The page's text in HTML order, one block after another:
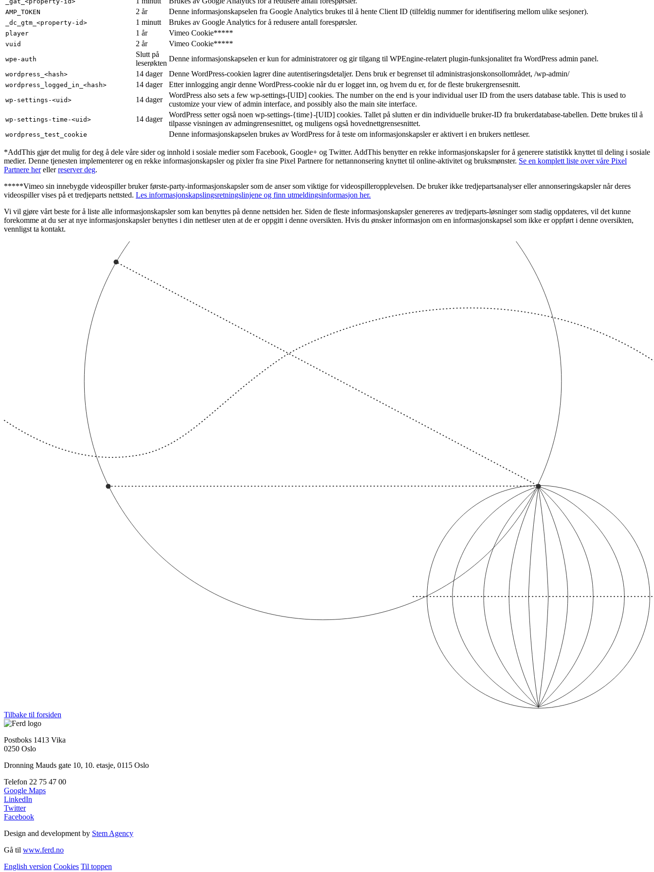
AMP_TOKEN 2 år Denne informasjonskapselen fra Google Analytics brukes til å hente Client ID (tilfeldig nummer for identifisering mellom ulike sesjoner).
_dc_gtm_<property-id> 1 minutt Brukes av Google Analytics for å redusere antall forespørsler.
player 1 år Vimeo Cookie*****
vuid 2 år Vimeo Cookie*****
wpe-auth
Slutt på
leserøkten
Denne informasjonskapselen er kun for administratorer og gir tilgang til WPEngine-relatert plugin-funksjonalitet fra WordPress admin panel.
wordpress_<hash> 14 dager Denne WordPress-cookien lagrer dine autentiseringsdetaljer. Dens bruk er begrenset til administrasjonskonsollområdet, /wp-admin/
wordpress_logged_in_<hash> 14 dager Etter innlogging angir denne WordPress-cookie når du er logget inn, og hvem du er, for de fleste brukergrensesnitt.
wp-settings-<uid> 14 dager
WordPress also sets a few wp-settings-[UID] cookies. The number on the end is your individual user ID from the users database table. This is used to
customize your view of admin interface, and possibly also the main site interface.
wp-settings-time-<uid> 14 dager
WordPress setter også noen wp-settings-{time}-[UID] cookies. Tallet på slutten er din individuelle bruker-ID fra brukerdatabase-tabellen. Dette brukes til å
tilpasse visningen av admingrensesnittet, og muligens også hovednettgrensesnittet.
wordpress_test_cookie Denne informasjonskapselen brukes av WordPress for å teste om informasjonskapsler er aktivert i en brukers nettleser.
*AddThis gjør det mulig for deg å dele våre sider og innhold i sosiale medier som Facebook, Google+ og Twitter. AddThis benytter en rekke informasjonskapsler for å generere statistikk knyttet til deling i sosiale
medier. Denne tjenesten implementerer og en rekke informasjonskapsler og pixler fra sine Pixel Partnere for nettannonsering knyttet til online-aktivitet og bruksmønster. Se en komplett liste over våre Pixel
Partnere herellerreserver deg.
*****Vimeo sin innebygde videospiller bruker første-party-informasjonskapsler som de anser som viktige for videospilleropplevelsen. De bruker ikke tredjepartsanalyser eller annonseringskapsler når deres
videospiller vises på et tredjeparts nettsted. Les informasjonskapslingsretningslinjene og finn utmeldingsinformasjon her.
Vi vil gjøre vårt beste for å liste alle informasjonskapsler som kan benyttes på denne nettsiden her. Siden de fleste informasjonskapsler genereres av tredjeparts-løsninger som stadig oppdateres, vil det kunne
forekomme at du ser at nye informasjonskapsler benyttes i din nettleser uten at de er oppgitt i denne oversikten. Hvis du ønsker informasjon om en informasjonskapsel som ikke er oppført i denne oversikten,
vennligst ta kontakt.
Tilbake til forsiden
Postboks 1413 Vika
0250 Oslo
Dronning Mauds gate 10, 10. etasje, 0115 Oslo
Telefon 22 75 47 00
Google Maps
LinkedIn
Twitter
Facebook
Design and development by Stem Agency
Gå til www.ferd.no
English version Cookies Til toppen